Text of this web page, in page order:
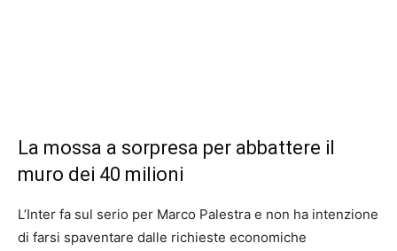
La mossa a sorpresa per abbattere il
muro dei 40 milioni
L’Inter fa sul serio per Marco Palestra e non ha intenzione
di farsi spaventare dalle richieste economiche